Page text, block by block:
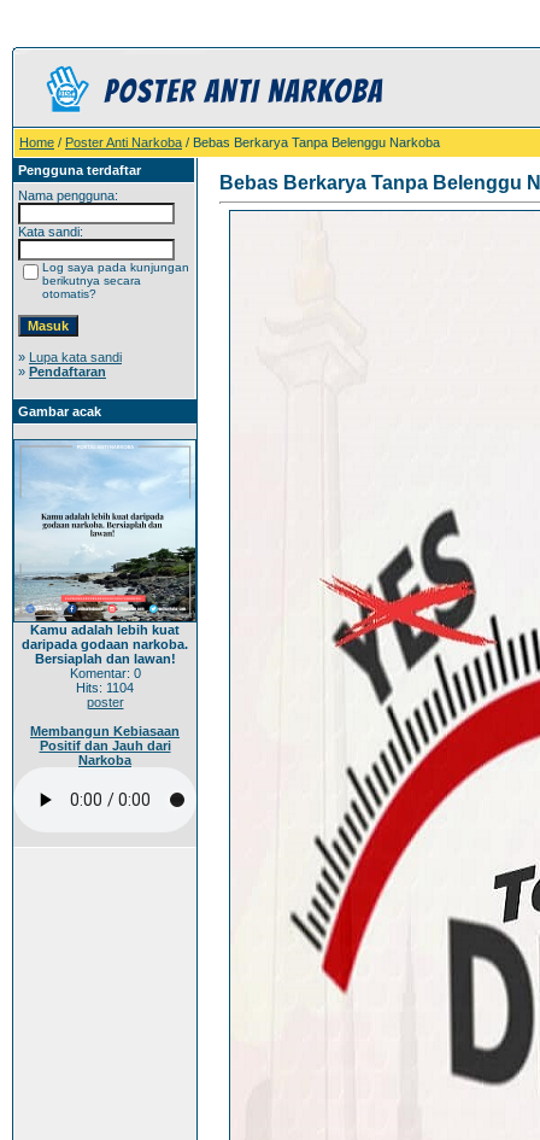
Home / Poster Anti Narkoba / Bebas Berkarya Tanpa Belenggu Narkoba
Pengguna terdaftar
Nama pengguna:
Kata sandi:
Log saya pada kunjungan
berikutnya secara
otomatis?
» Lupa kata sandi
» Pendaftaran
Gambar acak
Kamu adalah lebih kuat
daripada godaan narkoba.
Bersiaplah dan lawan!
Komentar: 0
Hits: 1104
poster
Membangun Kebiasaan
Positif dan Jauh dari
Narkoba
Bebas Berkarya Tanpa Belenggu